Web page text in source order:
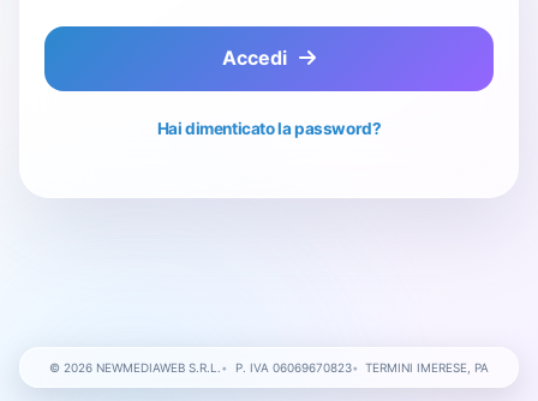
Accedi
Hai dimenticato la password?
© 2026 NEWMEDIAWEB S.R.L. P. IVA 06069670823 TERMINI IMERESE, PA